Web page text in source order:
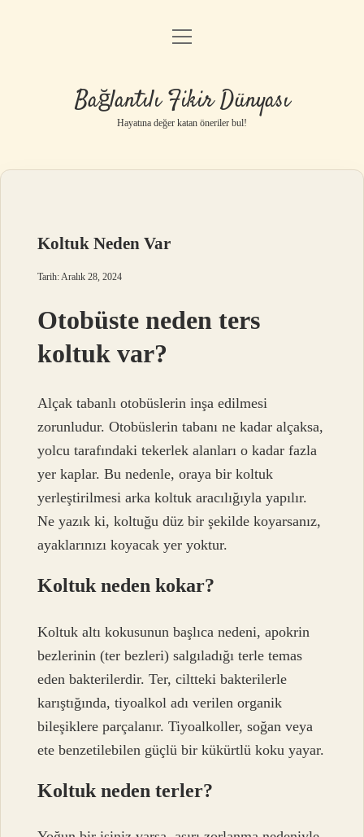
Anasayfa
Yasal Uyarı
menüyü
Bağlantılı Fikir Dünyası
Hayatına değer katan öneriler bul!
Koltuk Neden Var
Tarih: Aralık 28, 2024
Otobüste neden ters
koltuk var?
Alçak tabanlı otobüslerin inşa edilmesi
zorunludur. Otobüslerin tabanı ne kadar alçaksa,
yolcu tarafındaki tekerlek alanları o kadar fazla
yer kaplar. Bu nedenle, oraya bir koltuk
yerleştirilmesi arka koltuk aracılığıyla yapılır.
Ne yazık ki, koltuğu düz bir şekilde koyarsanız,
ayaklarınızı koyacak yer yoktur.
Koltuk neden kokar?
Koltuk altı kokusunun başlıca nedeni, apokrin
bezlerinin (ter bezleri) salgıladığı terle temas
eden bakterilerdir. Ter, ciltteki bakterilerle
karıştığında, tiyoalkol adı verilen organik
bileşiklere parçalanır. Tiyoalkoller, soğan veya
ete benzetilebilen güçlü bir kükürtlü koku yayar.
Koltuk neden terler?